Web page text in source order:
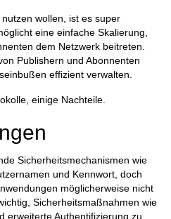
wollen, ist es super
eine einfache Skalierung,
dem Netzwerk beitreten.
Publishern und Abonnenten
effizient verwalten.
einige Nachteile.
Sicherheitsmechanismen wie
und Kennwort, doch
möglicherweise nicht
Sicherheitsmaßnahmen wie
erweiterte Authentifizierung zu